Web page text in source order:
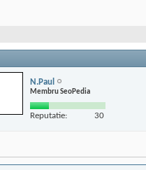
N.Paul
Membru SeoPedia
Reputatie: 30